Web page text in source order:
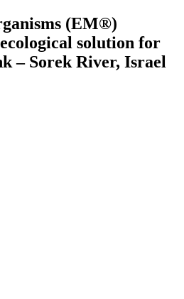
(EM®)
solution for
– Sorek River, Israel